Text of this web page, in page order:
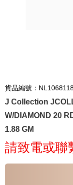
貨品編號：
J Collection
W/DIAMOND 20
1.88 GM
請致電或聯